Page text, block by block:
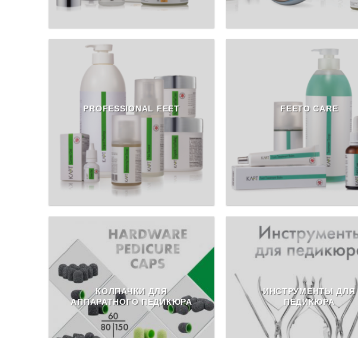
PROFESSIONAL FEET FEETO CARE
КОЛПАЧКИ ДЛЯ
АППАРАТНОГО ПЕДИКЮРА
ИНСТРУМЕНТЫ ДЛЯ
ПЕДИКЮРА